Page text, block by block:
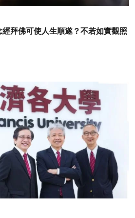
拜佛可使人生順遂？不若如實觀照